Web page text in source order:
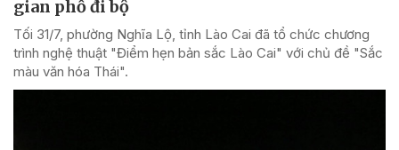
gian phố đi bộ
Tối 31/7, phường Nghĩa Lộ, tỉnh Lào Cai đã tổ chức chương
trình nghệ thuật "Điểm hẹn bản sắc Lào Cai" với chủ đề "Sắc
màu văn hóa Thái".